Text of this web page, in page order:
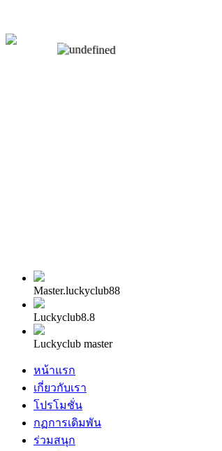
Master.luckyclub88
Luckyclub8.8
Luckyclub master
หน้าแรก
เกี่ยวกับเรา
โปรโมชั่น
กฏการเดิมพัน
ร่วมสนุก